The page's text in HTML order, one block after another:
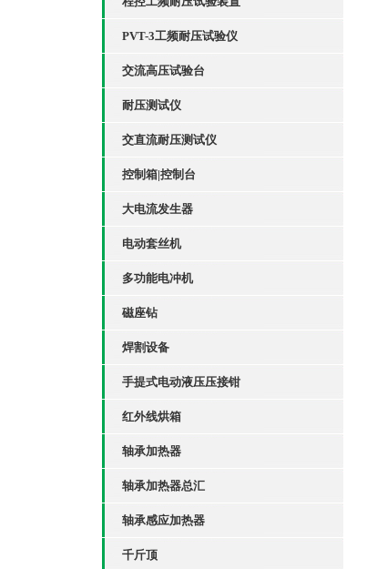
PVT-3工频耐压试验仪
交流高压试验台
耐压测试仪
交直流耐压测试仪
控制箱|控制台
大电流发生器
电动套丝机
多功能电冲机
磁座钻
焊割设备
手提式电动液压压接钳
红外线烘箱
轴承加热器
轴承加热器总汇
轴承感应加热器
千斤顶